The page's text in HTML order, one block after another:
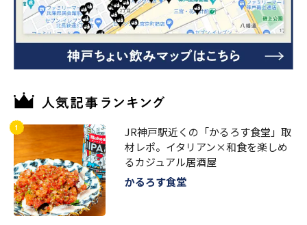
JR神戸駅近くの「かるろす食堂」取
材レポ。イタリアン×和食を楽しめ
るカジュアル居酒屋
かるろす食堂